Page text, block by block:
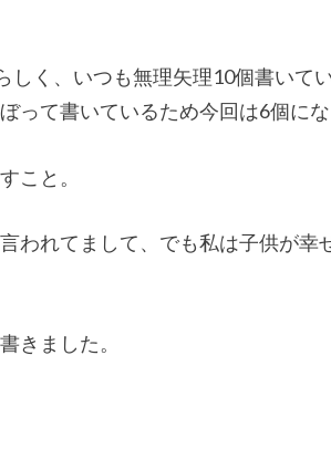
しく、いつも無理矢理10個書いて
って書いているため今回は6個にな
こと。
われてまして、でも私は子供が幸
きました。